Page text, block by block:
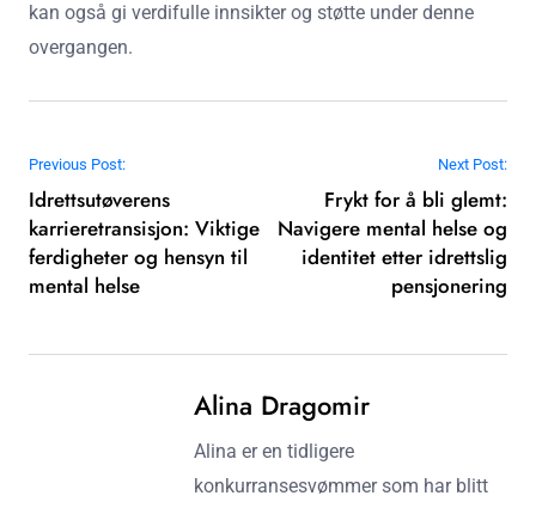
kan også gi verdifulle innsikter og støtte under denne
overgangen.
Post navigation
Previous Post:
Idrettsutøverens
karrieretransisjon: Viktige
ferdigheter og hensyn til
mental helse
Next Post:
Frykt for å bli glemt:
Navigere mental helse og
identitet etter idrettslig
pensjonering
Alina Dragomir
Alina er en tidligere
konkurransesvømmer som har blitt